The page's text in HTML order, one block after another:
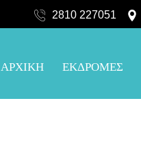
2810 227051
ΑΡΧΙΚΗ ΕΚΔΡΟΜΕΣ